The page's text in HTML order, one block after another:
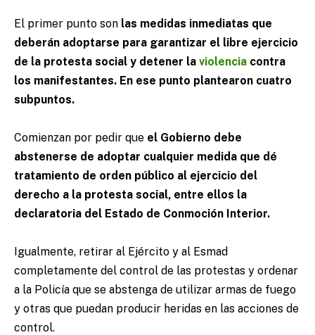
El primer punto son las medidas inmediatas que
deberán adoptarse para garantizar el libre ejercicio
de la protesta social y detener la violencia contra
los manifestantes. En ese punto plantearon cuatro
subpuntos.
Comienzan por pedir que el Gobierno debe
abstenerse de adoptar cualquier medida que dé
tratamiento de orden público al ejercicio del
derecho a la protesta social, entre ellos la
declaratoria del Estado de Conmoción Interior.
Igualmente, retirar al Ejército y al Esmad
completamente del control de las protestas y ordenar
a la Policía que se abstenga de utilizar armas de fuego
y otras que puedan producir heridas en las acciones de
control.